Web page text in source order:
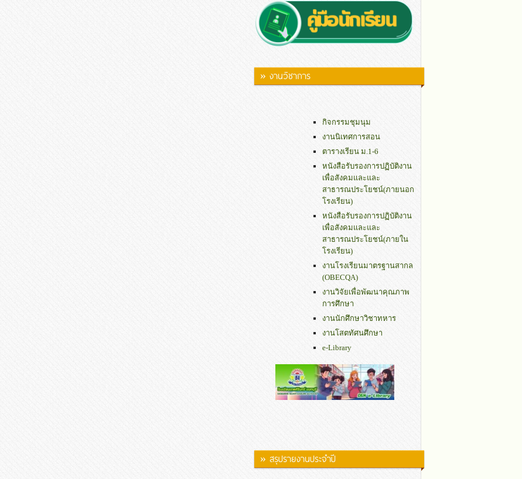
» งานวิชาการ
กิจกรรมชุมนุม
งานนิเทศการสอน
ตารางเรียน ม.1-6
หนังสือรับรองการปฏิบัติงาน
เพื่อสังคมและและ
สาธารณประโยชน์(ภายนอก
โรงเรียน)
หนังสือรับรองการปฏิบัติงาน
เพื่อสังคมและและ
สาธารณประโยชน์(ภายใน
โรงเรียน)
งานโรงเรียนมาตรฐานสากล
(OBECQA)
งานวิจัยเพื่อพัฒนาคุณภาพ
การศึกษา
งานนักศึกษาวิชาทหาร
งานโสตทัศนศึกษา
e-Library
» สรุปรายงานประจำปี